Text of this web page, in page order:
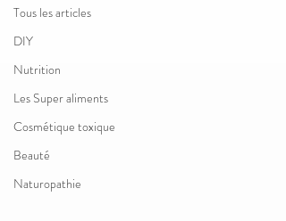
Tous les articles
DIY
Nutrition
Les Super aliments
Cosmétique toxique
Beauté
Naturopathie